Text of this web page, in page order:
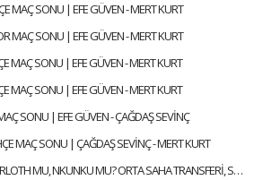
MAÇ SONU | EFE GÜVEN - MERT KURT
MAÇ SONU | EFE GÜVEN - MERT KURT
MAÇ SONU | EFE GÜVEN - MERT KURT
MAÇ SONU | EFE GÜVEN - MERT KURT
SONU | EFE GÜVEN - ÇAĞDAŞ SEVİNÇ
MAÇ SONU | ÇAĞDAŞ SEVİNÇ - MERT KURT
SERCAN HAMZAOĞLU | SÖRLOTH MU, NKUNKU MU? ORTA SAHA TRANSFERİ, SÜPER KUPA | GÜNDEM FENERBAHÇE